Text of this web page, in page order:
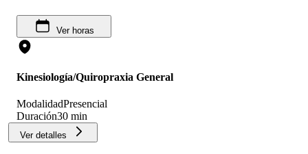
Ver horas
Kinesiología/Quiropraxia General
ModalidadPresencial
Duración30 min
Ver detalles